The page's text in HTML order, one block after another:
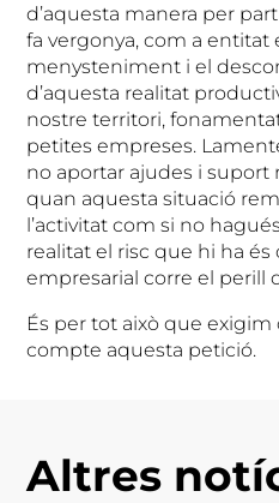
d’aquesta manera per
fa vergonya, com a entitat
menysteniment i el
d’aquesta realitat
nostre territori,
petites empreses.
no aportar ajudes i suport
quan aquesta situació
l’activitat com si no
realitat el risc que hi ha
empresarial corre el perill
És per tot això que
compte aquesta petició.
Altres